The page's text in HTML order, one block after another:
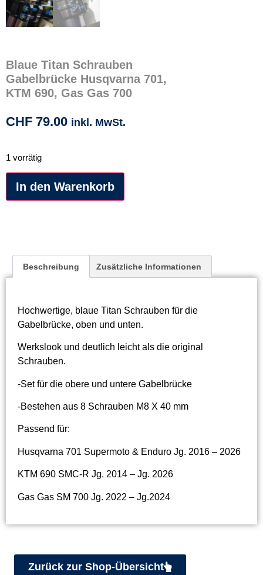
Blaue Titan Schrauben
Gabelbrücke Husqvarna 701,
KTM 690, Gas Gas 700
CHF 79.00 inkl. MwSt.
1 vorrätig
In den Warenkorb
Beschreibung Zusätzliche Informationen
Hochwertige, blaue Titan Schrauben für die
Gabelbrücke, oben und unten.
Werkslook und deutlich leicht als die original
Schrauben.
-Set für die obere und untere Gabelbrücke
-Bestehen aus 8 Schrauben M8 X 40 mm
Passend für:
Husqvarna 701 Supermoto & Enduro Jg. 2016 – 2026
KTM 690 SMC-R Jg. 2014 – Jg. 2026
Gas Gas SM 700 Jg. 2022 – Jg.2024
Zurück zur Shop-Übersicht